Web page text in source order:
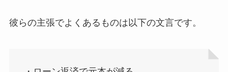
彼らの主張でよくあるものは以下の文言です。